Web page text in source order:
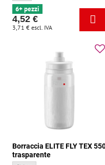
6+ pezzi
4,52 €
3,71 € escl. IVA
Borraccia ELITE FLY TEX
trasparente